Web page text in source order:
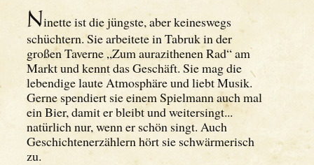
Ninette ist die jüngste, aber keineswegs
schüchtern. Sie arbeitete in Tabruk in der
großen Taverne „Zum aurazithenen Rad“ am
Markt und kennt das Geschäft. Sie mag die
lebendige laute Atmosphäre und liebt Musik.
Gerne spendiert sie einem Spielmann auch mal
ein Bier, damit er bleibt und weitersingt...
natürlich nur, wenn er schön singt. Auch
Geschichtenerzählern hört sie schwärmerisch
zu.